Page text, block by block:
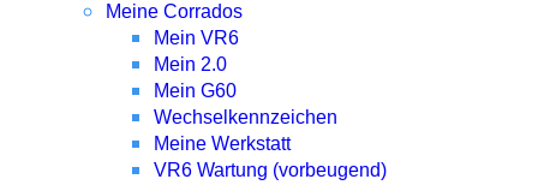
Meine Corrados
Mein VR6
Mein 2.0
Mein G60
Wechselkennzeichen
Meine Werkstatt
VR6 Wartung (vorbeugend)